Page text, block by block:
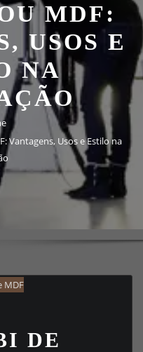
MDF:
USOS E
NA
Vantagens, Usos e Estilo na
DE